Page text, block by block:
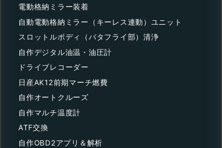
電動格納ミラー装着
自動電動格納ミラー（キーレス連動）ユニット
スロットルボディ（バタフライ部）清浄
自作デジタル油温・油圧計
ドライブレコーダー
日産AK12前期マーチ燃費
自作オートクルーズ
自作マルチ温度計
ATF交換
自作OBD2アプリ＆解析